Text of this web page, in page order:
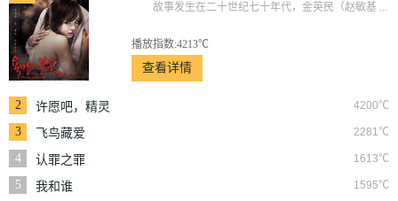
故事发生在二十世纪七十年代，金英民（赵敏基 ...
播放指数:4213℃
查看详情
2 4200℃
许愿吧，精灵
3
2281℃
飞鸟藏爱
4
1613℃
认罪之罪
5
1595℃
我和谁